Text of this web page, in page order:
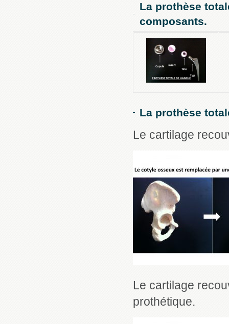
La prothèse
composants.
La prothèse
Le cartilage
Le cartilage
prothétique.